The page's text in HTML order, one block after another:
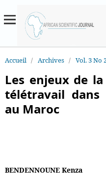
Accueil / Archives / Vol. 3 No
Les enjeux de
télétravail
au Maroc
BENDENNOUNE Kenza